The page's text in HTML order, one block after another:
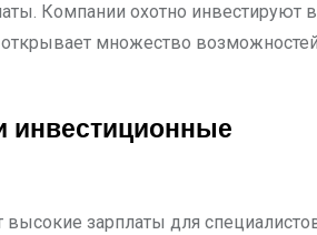
Компании охотно инвестируют
множество
инвестиционные
зарплаты для